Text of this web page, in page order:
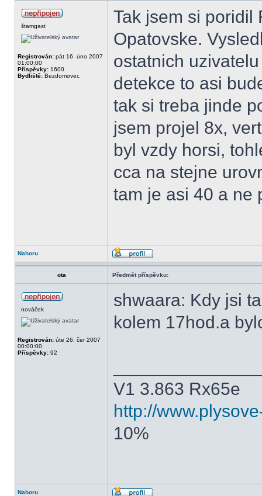
štamgast
Registrován: pát 16. úno 2007
01:00:00
Příspěvky: 1600
Bydliště: Bezdomovec
Tak jsem si poridil
Opatovske.
ostatnich
detekce to asi
tak si treba jinde
jsem projel 8x,
byl vzdy horsi,
cca na stejne
tam je asi 40 a ne
Nahoru
ota Předmět příspěvku:
nováček
Registrován: úte 26. čer 2007
00:00:00
Příspěvky: 92
shwaara: Kdy jsi
kolem 17hod.a
V1 3.863 Rx65e
http://
10%
Nahoru